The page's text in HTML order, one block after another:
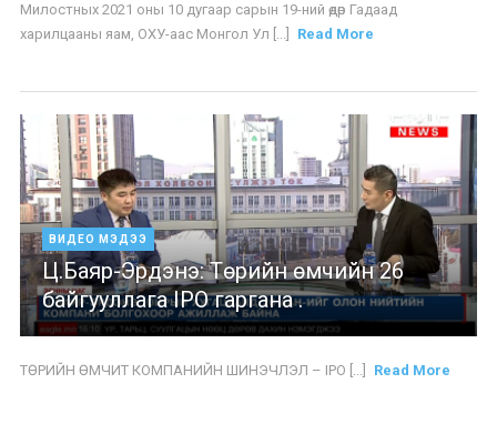
Милостных 2021 оны 10 дугаар сарын 19-ний өдөр Гадаад
харилцааны яам, ОХУ-аас Монгол Ул [...]
Read More
ВИДЕО МЭДЭЭ
Ц.Баяр-Эрдэнэ: Төрийн өмчийн 26
байгууллага IPO гаргана .
ТӨРИЙН ӨМЧИТ КОМПАНИЙН ШИНЭЧЛЭЛ – IPO [...] Read More